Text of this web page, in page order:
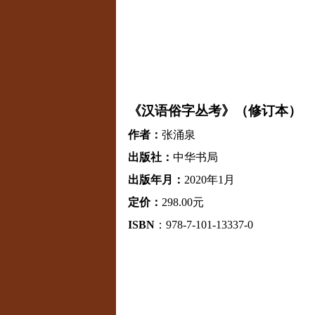
《汉语俗字丛考》（修订本）
作者： 张涌泉
出版社： 中华书局
出版年月： 2020年1 月
定价： 298.00元
ISBN ： 978-7-101-13337-0